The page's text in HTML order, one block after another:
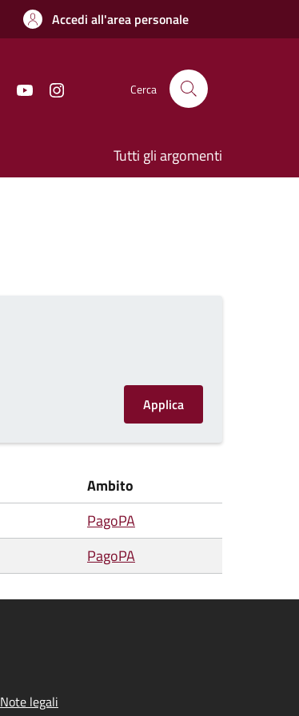
Accedi all'area personale
Cerca
Tutti gli argomenti
Ambito
PagoPA
PagoPA
Note legali